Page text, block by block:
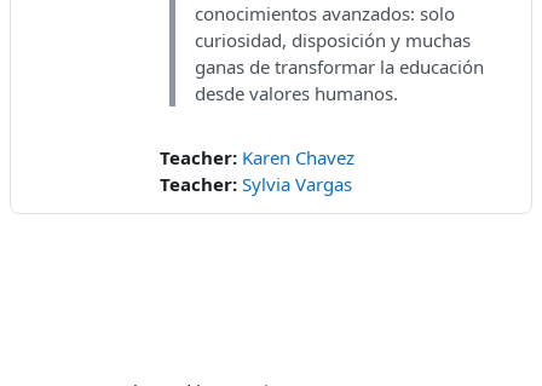
conocimientos avanzados: solo
curiosidad, disposición y muchas
ganas de transformar la educación
desde valores humanos.
Teacher: Karen Chavez
Teacher: Sylvia Vargas